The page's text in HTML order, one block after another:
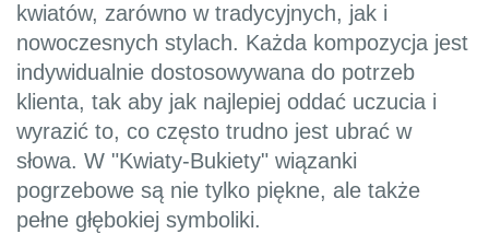
kwiatów, zarówno w tradycyjnych, jak i
nowoczesnych stylach. Każda kompozycja jest
indywidualnie dostosowywana do potrzeb
klienta, tak aby jak najlepiej oddać uczucia i
wyrazić to, co często trudno jest ubrać w
słowa. W "Kwiaty-Bukiety" wiązanki
pogrzebowe są nie tylko piękne, ale także
pełne głębokiej symboliki.